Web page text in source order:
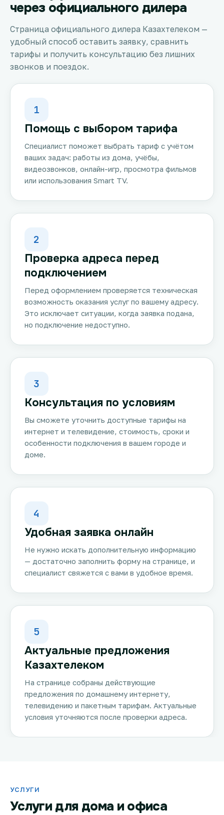
через официального дилера
Страница официального дилера Казахтелеком —
удобный способ оставить заявку, сравнить
тарифы и получить консультацию без лишних
звонков и поездок.
1
Помощь с выбором тарифа
Специалист поможет выбрать тариф с учётом
ваших задач: работы из дома, учёбы,
видеозвонков, онлайн-игр, просмотра фильмов
или использования Smart TV.
2
Проверка адреса перед
подключением
Перед оформлением проверяется техническая
возможность оказания услуг по вашему адресу.
Это исключает ситуации, когда заявка подана,
но подключение недоступно.
3
Консультация по условиям
Вы сможете уточнить доступные тарифы на
интернет и телевидение, стоимость, сроки и
особенности подключения в вашем городе и
доме.
4
Удобная заявка онлайн
Не нужно искать дополнительную информацию
— достаточно заполнить форму на странице, и
специалист свяжется с вами в удобное время.
5
Актуальные предложения
Казахтелеком
На странице собраны действующие
предложения по домашнему интернету,
телевидению и пакетным тарифам. Актуальные
условия уточняются после проверки адреса.
УСЛУГИ
Услуги для дома и офиса